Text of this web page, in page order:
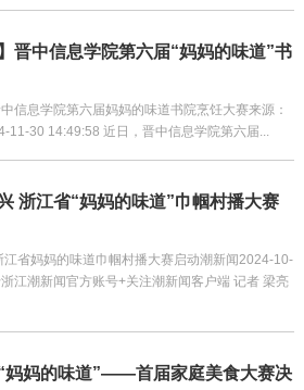
晋中信息学院第六届“妈妈的味道”书
中信息学院第六届妈妈的味道书院烹饪大赛来源：
11-30 14:49:58 近日，晋中信息学院第六届...
浙江省“妈妈的味道”巾帼村播大赛
江省妈妈的味道巾帼村播大赛启动潮新闻2024-10-
江潮新闻官方账号+关注潮新闻客户端 记者 梁亮
妈妈的味道”——首届家庭美食大赛决